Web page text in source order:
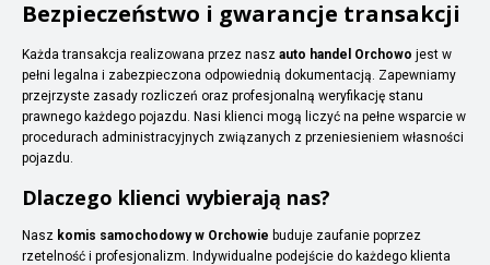
Bezpieczeństwo i gwarancje transakcji
Każda transakcja realizowana przez nasz auto handel Orchowo jest w
pełni legalna i zabezpieczona odpowiednią dokumentacją. Zapewniamy
przejrzyste zasady rozliczeń oraz profesjonalną weryfikację stanu
prawnego każdego pojazdu. Nasi klienci mogą liczyć na pełne wsparcie w
procedurach administracyjnych związanych z przeniesieniem własności
pojazdu.
Dlaczego klienci wybierają nas?
Nasz komis samochodowy w Orchowie buduje zaufanie poprzez
rzetelność i profesjonalizm. Indywidualne podejście do każdego klienta